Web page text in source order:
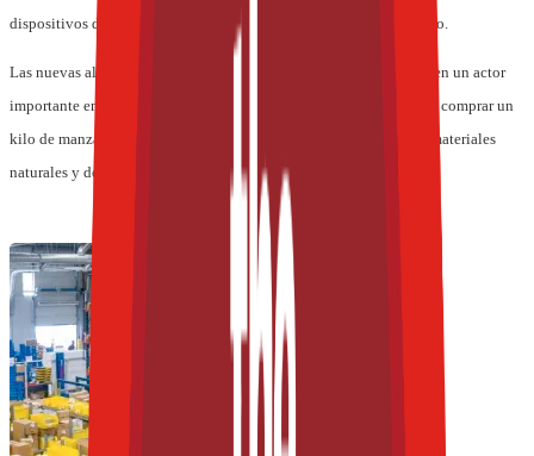
dispositivos descartables de uso en medicina humana y diagnóstico.
Las nuevas alternativas biodegradables convierten al consumidor en un actor
importante en el cuidado del medioambiente: no va a ser lo mismo comprar un
kilo de manzanas envasadas con petróleo, que uno envasado con materiales
naturales y degradables.